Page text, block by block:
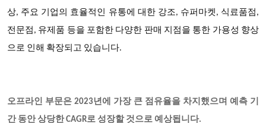
상, 주요 기업의 효율적인 유통에 대한 강조, 슈퍼마켓, 식료품점,
전문점, 유제품 등을 포함한 다양한 판매 지점을 통한 가용성 향상
으로 인해 확장되고 있습니다.
오프라인 부문은 2023년에 가장 큰 점유율을 차지했으며 예측 기
간 동안 상당한 CAGR로 성장할 것으로 예상됩니다.